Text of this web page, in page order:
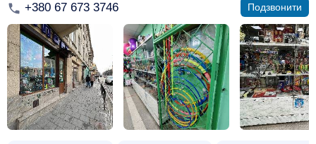
+380 67 673 3746 Подзвонити